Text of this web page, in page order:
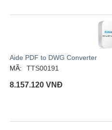
Aide PDF to DWG Converter
MÃ:
TTS00191
8.157.120 VNĐ